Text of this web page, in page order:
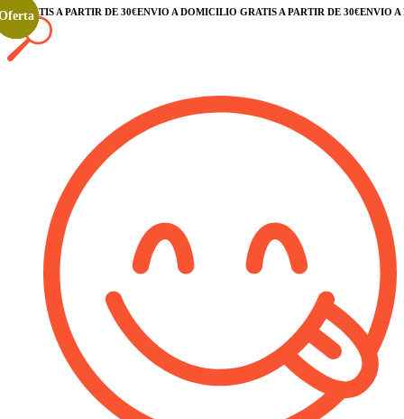
A PARTIR DE 30€ENVÍO A DOMICILIO GRATIS A PARTIR DE 30€ENVÍO A